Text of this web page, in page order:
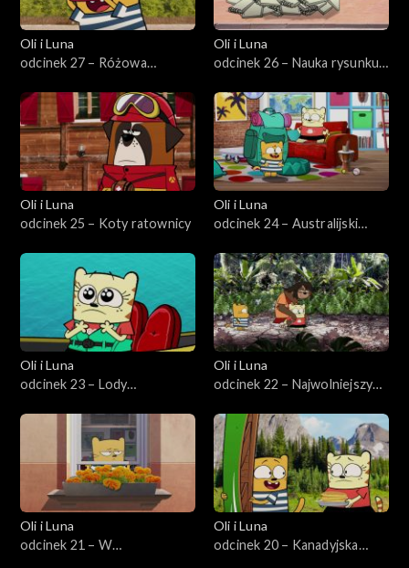
Oli i Luna
odcinek 27 – Różowa
Oli i Luna
odcinek 26 – Nauka rysunku
Oli i Luna
odcinek 25 – Koty ratownicy
Oli i Luna
odcinek 24 – Australijski
Oli i Luna
odcinek 23 – Lody
Oli i Luna
odcinek 22 – Najwolniejszy
Oli i Luna
odcinek 21 – W
Oli i Luna
odcinek 20 – Kanadyjska